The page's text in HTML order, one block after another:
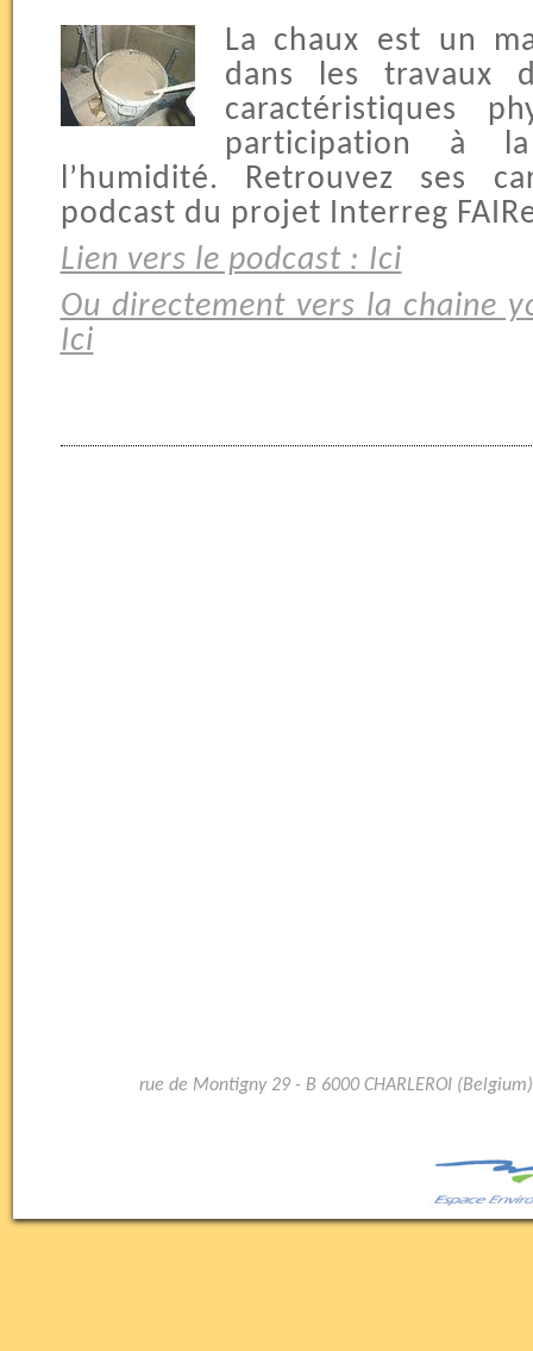
La chaux est un
dans les travaux
caractéristiques
participation à
l’humidité. Retrouvez ses
podcast du projet Interreg
Lien vers le podcast : Ici
Ou directement vers la chaine
Ici
rue de Montigny 29 - B 6000 CHARLEROI